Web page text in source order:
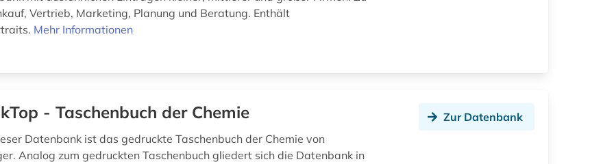
Vertrieb, Marketing, Planung und Beratung. Enthält
Mehr Informationen
- Taschenbuch der Chemie
Datenbank ist das gedruckte Taschenbuch der Chemie von
Analog zum gedruckten Taschenbuch gliedert sich die Datenbank in
Zur Datenbank